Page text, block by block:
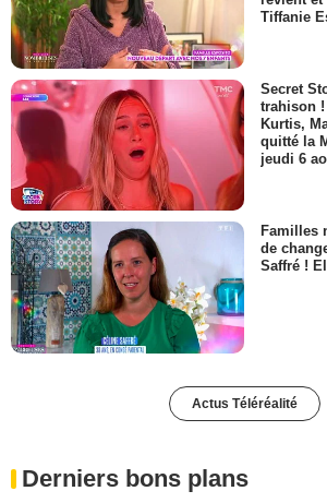
Tiffanie
Secret
trahison !
Kurtis,
quitté la
jeudi 6
Familles
de
Saffré !
Actus Téléréalité
Derniers bons plans